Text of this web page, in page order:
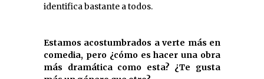
identifica bastante a todos.
Estamos acostumbrados a verte más en
comedia, pero ¿cómo es hacer una obra
más dramática como esta? ¿Te gusta